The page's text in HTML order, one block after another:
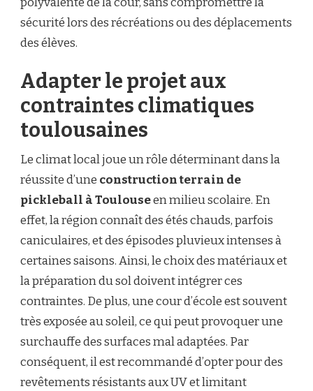
sécurité lors des récréations ou des déplacements
des élèves.
Adapter le projet aux
contraintes climatiques
toulousaines
Le climat local joue un rôle déterminant dans la
réussite d’une construction terrain de
pickleball à Toulouseen milieu scolaire. En
effet, la région connaît des étés chauds, parfois
caniculaires, et des épisodes pluvieux intenses à
certaines saisons. Ainsi, le choix des matériaux et
la préparation du sol doivent intégrer ces
contraintes. De plus, une cour d’école est souvent
très exposée au soleil, ce qui peut provoquer une
surchauffe des surfaces mal adaptées. Par
conséquent, il est recommandé d’opter pour des
revêtements résistants aux UV et limitant